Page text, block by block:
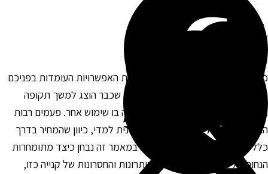
אתם מעוניינים ברכב חדש, אחת האפשרויות העומדות בפניכם
לרכוש רכב מתצוגה. מדובר ברכב שכבר הוצג למשך תקופה
התצוגה של היבואן ולא נעשה בו שימוש אחר. פעמים רבות
יכולה להיות אפשרות נוחה וחסכונית למדי, כיוון שהמחיר בדרך
נמוך יותר מרכב חדש לגמרי. במאמר זה נבחן כיצד מתומחרות
על רכבים מתצוגה, מה היתרונות והחסרונות של קנייה כזו,